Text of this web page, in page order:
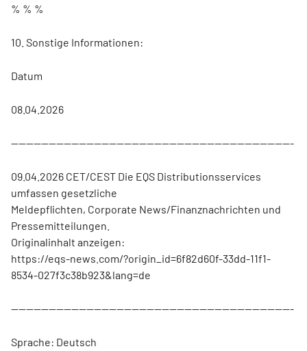
% % %
10. Sonstige Informationen:
Datum
08.04.2026
---------------------------------------------------------------------------
09.04.2026 CET/CEST Die EQS Distributionsservices
umfassen gesetzliche
Meldepflichten, Corporate News/Finanznachrichten und
Pressemitteilungen.
Originalinhalt anzeigen:
https://eqs-news.com/?origin_id=6f82d60f-33dd-11f1-
8534-027f3c38b923&lang=de
---------------------------------------------------------------------------
Sprache: Deutsch